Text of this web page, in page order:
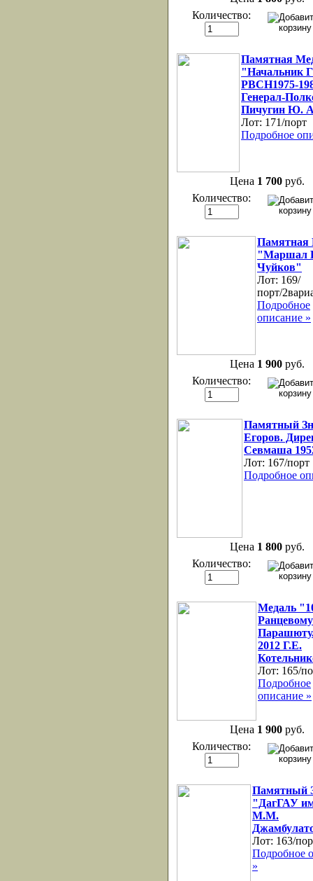
Количество:
Памятная
"Начальник
РВСН1975-
Генерал-
Пичугин Ю.
Лот: 171/порт
Подробное
Цена 1 700 руб.
Количество:
Памятная
"Маршал
Чуйков"
Лот: 169/
порт/
Подробное
описание »
Цена 1 900 руб.
Количество:
Памятный
Егоров.
Севмаша
Лот: 167/порт
Подробное
Цена 1 800 руб.
Количество:
Медаль
Ранцевому
2012 Г.Е.
Лот: 165/
Подробное
описание »
Цена 1 900 руб.
Количество:
Памятный
"ДагГАУ
М.М.
Лот: 163/
Подробное
»